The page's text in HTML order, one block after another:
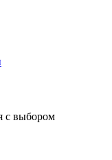
с выбором